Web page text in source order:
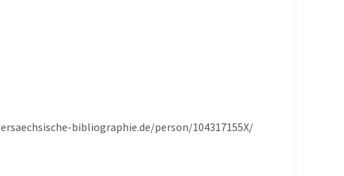
bibliographie.de/person/104317155X/